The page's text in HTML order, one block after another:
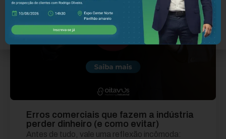
Erros comerciais que fazem a indústria
perder dinheiro (e como evitar)
Antes de tudo, vale uma reflexão incômoda: